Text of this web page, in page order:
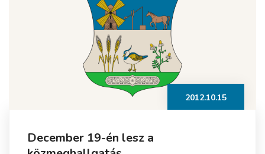
2012.10.15
December 19-én lesz a